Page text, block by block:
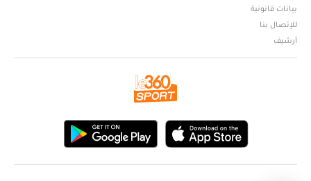
بيانات قانونية
للإتصال بنا
أرشيف